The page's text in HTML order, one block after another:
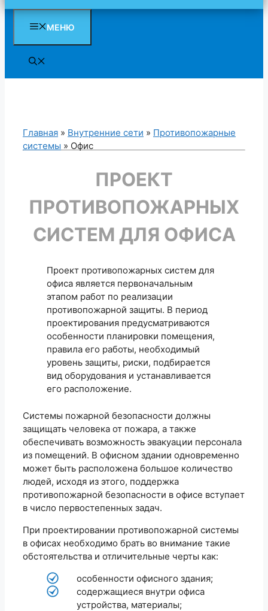
МЕНЮ
Главная » Внутренние сети » Противопожарные
системы » Офис
ПРОЕКТ
ПРОТИВОПОЖАРНЫХ
СИСТЕМ ДЛЯ ОФИСА
Проект противопожарных систем для
офиса является первоначальным
этапом работ по реализации
противопожарной защиты. В период
проектирования предусматриваются
особенности планировки помещения,
правила его работы, необходимый
уровень защиты, риски, подбирается
вид оборудования и устанавливается
его расположение.
Системы пожарной безопасности должны
защищать человека от пожара, а также
обеспечивать возможность эвакуации персонала
из помещений. В офисном здании одновременно
может быть расположена большое количество
людей, исходя из этого, поддержка
противопожарной безопасности в офисе вступает
в число первостепенных задач.
При проектировании противопожарной системы
в офисах необходимо брать во внимание такие
обстоятельства и отличительные черты как:
особенности офисного здания;
содержащиеся внутри офиса
устройства, материалы;